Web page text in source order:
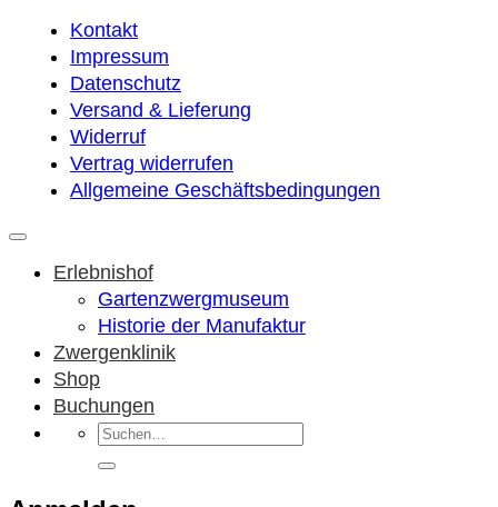
Kontakt
Impressum
Datenschutz
Versand & Lieferung
Widerruf
Vertrag widerrufen
Allgemeine Geschäftsbedingungen
Erlebnishof
Gartenzwergmuseum
Historie der Manufaktur
Zwergenklinik
Shop
Buchungen
Suchen
nach: